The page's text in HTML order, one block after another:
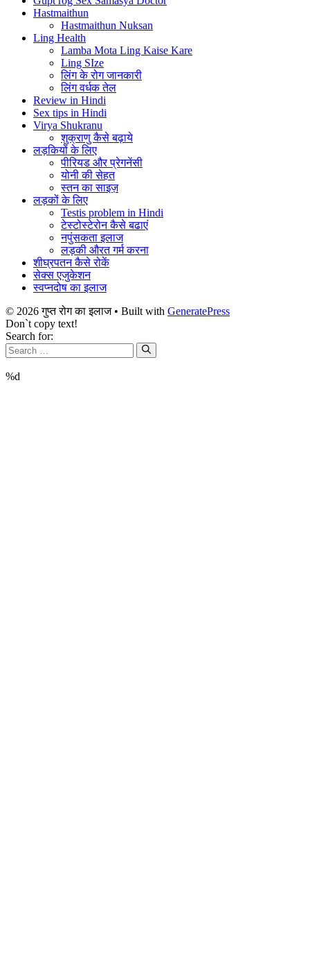
Hastmaithun
Hastmaithun Nuksan
Ling Health
Lamba Mota Ling Kaise Kare
Ling SIze
लिंग के रोग जानकारी
लिंग वर्धक तेल
Review in Hindi
Sex tips in Hindi
Virya Shukranu
शुक्राणु कैसे बढ़ाये
लड़कियों के लिए
पीरियड और प्रेगनेंसी
योनी की सेहत
स्तन का साइज़
लड़कों के लिए
Testis problem in Hindi
टेस्टोस्टेरोन कैसे बढाएं
नपुंसकता इलाज
लड़की औरत गर्म करना
शीघ्रपतन कैसे रोकें
सेक्स एजुकेशन
स्वप्नदोष का इलाज
© 2026 गुप्त रोग का इलाज• Built with GeneratePress
Don`t copy text!
Search for:
%d